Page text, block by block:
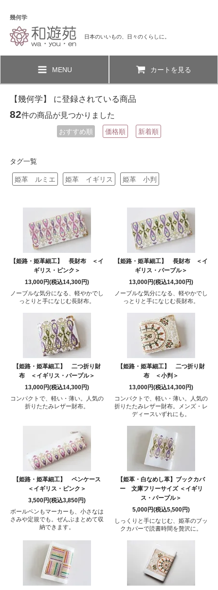
幾何学
日本のいいもの、日々のくらしに。
MENU カートを見る
【幾何学】 に登録されている商品
82件の商品が見つかりました
おすすめ順 価格順 新着順
タグ一覧
姫革 ルミエ 姫革 イギリス 姫革 小判
【姫路・姫革細工】 長財布 ＜イ
ギリス・ピンク＞
13,000円(税込14,300円)
ノーブルな気分になる、軽やかでし
っとりと手になじむ長財布。
【姫路・姫革細工】 長財布 ＜イ
ギリス・パープル＞
13,000円(税込14,300円)
ノーブルな気分になる、軽やかでし
っとりと手になじむ長財布。
【姫路・姫革細工】 二つ折り財
布 ＜イギリス・パープル＞
13,000円(税込14,300円)
コンパクトで、軽い・薄い。人気の
折りたたみレザー財布。
【姫路・姫革細工】 二つ折り財
布 ＜小判＞
13,000円(税込14,300円)
コンパクトで、軽い・薄い。人気の
折りたたみレザー財布。メンズ・レ
ディースいずれにも。
【姫路・姫革細工】 ペンケース
＜イギリス・ピンク＞
3,500円(税込3,850円)
ボールペンもマーカーも、小さなは
さみや定規でも。ぜんぶまとめて収
納できます。
【姫革・白なめし革】ブックカバ
ー 文庫フリーサイズ ＜イギリ
ス・パープル＞
5,000円(税込5,500円)
しっくりと手になじむ、姫革のブッ
クカバーで読書時間を贅沢に。